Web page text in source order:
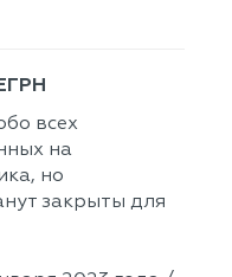
всех
на
но
закрыты для